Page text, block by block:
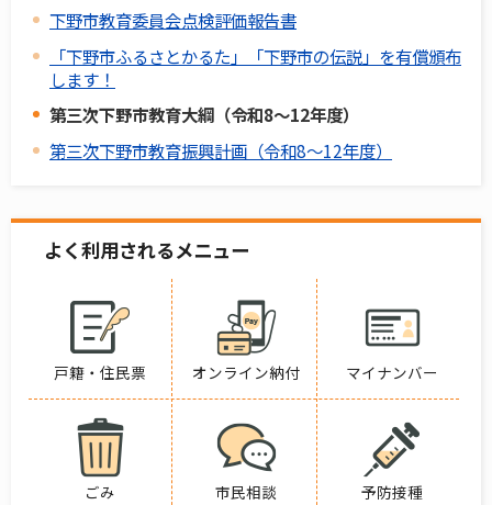
下野市教育委員会点検評価報告書
「下野市ふるさとかるた」「下野市の伝説」を有償頒布
します！
第三次下野市教育大綱（令和8～12年度）
第三次下野市教育振興計画（令和8～12年度）
よく利用されるメニュー
戸籍・住民票 オンライン納付 マイナンバー
ごみ 市民相談 予防接種